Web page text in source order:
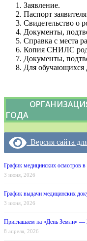
Заявление.
Паспорт
Свидетельство о
Документы,
Справка с места
Копия СНИЛС
Документы,
Для обучающихся
ГОДА
Версия сайта
График медицинских осмотров в
3 июня, 2026
График выдачи медицинских
3 июня, 2026
Приглашаем на «День Земли» —
8 апреля, 2026